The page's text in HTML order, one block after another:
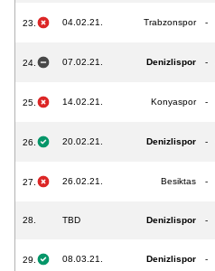
23. 04.02.21. Trabzonspor -
24. 07.02.21. Denizlispor -
25. 14.02.21. Konyaspor -
26. 20.02.21. Denizlispor -
27. 26.02.21. Besiktas -
28. TBD Denizlispor -
29. 08.03.21. Denizlispor -